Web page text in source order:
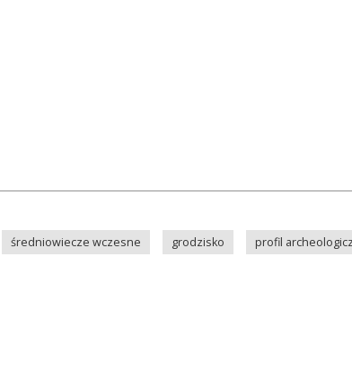
średniowiecze wczesne grodzisko profil